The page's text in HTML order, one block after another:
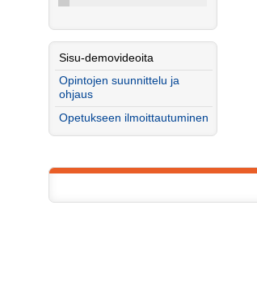
Sisu-demovideoita
Opintojen suunnittelu ja
ohjaus
Opetukseen ilmoittautuminen